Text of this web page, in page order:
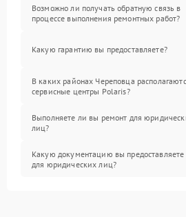
Возможно ли получать обратную связь в
процессе выполнения ремонтных работ?
Какую гарантию вы предоставляете?
В каких районах Череповца
сервисные центры Polaris?
Выполняете ли вы ремонт для
лиц?
Какую документацию вы предоставляете
для юридических лиц?